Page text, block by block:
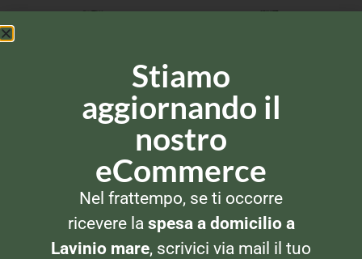
SPUMANTI PROSECCHI CHAMPAGNE
Canella Bellini
San Venanzio Prosecco
Stiamo
aggiornando il
nostro
eCommerce
Nel frattempo, se ti occorre
ricevere la spesa a domicilio a
Lavinio mare, scrivici via mail il tuo